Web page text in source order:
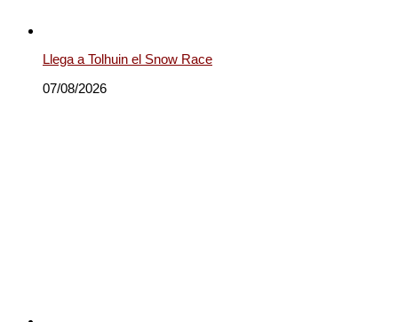
Llega a Tolhuin el Snow Race
07/08/2026